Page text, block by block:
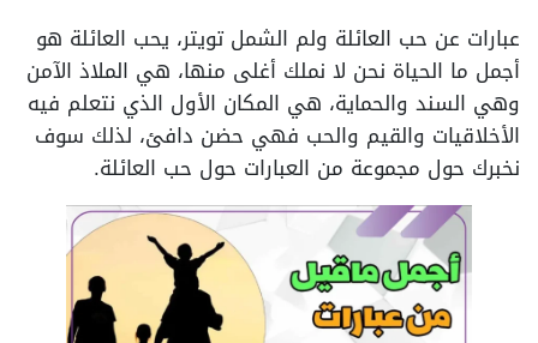
عبارات عن حب العائلة ولم الشمل تويتر، يحب العائلة هو
أجمل ما الحياة نحن لا نملك أغلى منها، هي الملاذ الآمن
وهي السند والحماية، هي المكان الأول الذي نتعلم فيه
الأخلاقيات والقيم والحب فهي حضن دافئ، لذلك سوف
نخبرك حول مجموعة من العبارات حول حب العائلة.